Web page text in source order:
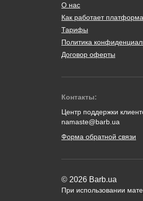
О нас
Как работает платформа
Тарифы
Политика
Договор оферты
Контакты:
Центр поддержки
namaste@barb.ua
Форма обратной связи
© 2026 Barb.ua
При использовании